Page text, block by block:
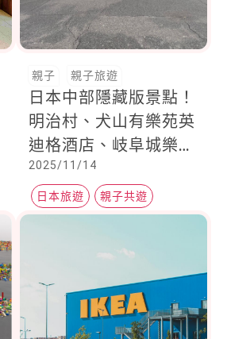
親子 親子旅遊
日本中部隱藏版景點！
明治村、犬山有樂苑英
迪格酒店、岐阜城樂
市，親子快閃日本傳統
文化四日遊這樣玩
2025/11/14
日本旅遊 親子共遊